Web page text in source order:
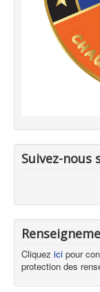
Suivez-nous
Cliquez ici pour
protection des